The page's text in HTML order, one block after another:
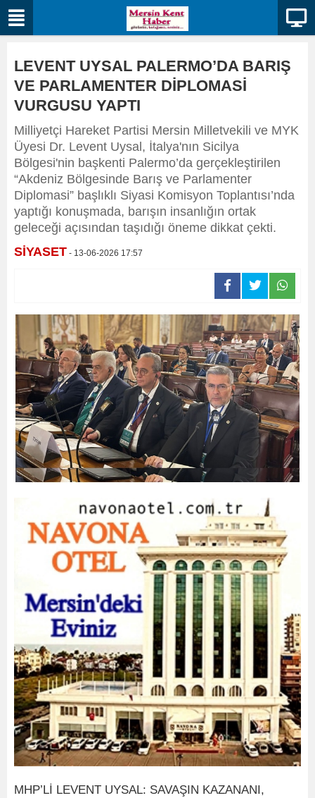
LEVENT UYSAL PALERMO’DA BARIŞ
VE PARLAMENTER DİPLOMASİ
VURGUSU YAPTI
Milliyetçi Hareket Partisi Mersin Milletvekili ve MYK
Üyesi Dr. Levent Uysal, İtalya'nın Sicilya
Bölgesi'nin başkenti Palermo’da gerçekleştirilen
“Akdeniz Bölgesinde Barış ve Parlamenter
Diplomasi” başlıklı Siyasi Komisyon Toplantısı’nda
yaptığı konuşmada, barışın insanlığın ortak
geleceği açısından taşıdığı öneme dikkat çekti.
SİYASET - 13-06-2026 17:57
MHP’Lİ LEVENT UYSAL: SAVAŞIN KAZANANI,